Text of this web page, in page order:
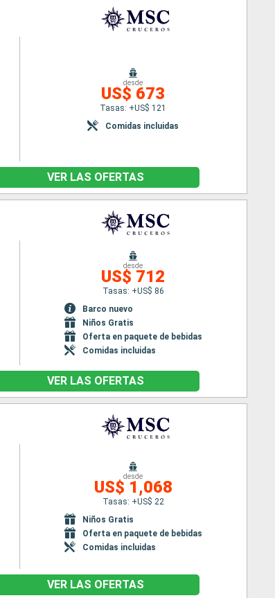
desde
US$ 673
Tasas: +US$ 121
Comidas incluidas
VER LAS OFERTAS
desde
US$ 712
Tasas: +US$ 86
Barco nuevo
Niños Gratis
Oferta en paquete de bebidas
Comidas incluidas
VER LAS OFERTAS
desde
US$ 1,068
Tasas: +US$ 22
Niños Gratis
Oferta en paquete de bebidas
Comidas incluidas
VER LAS OFERTAS